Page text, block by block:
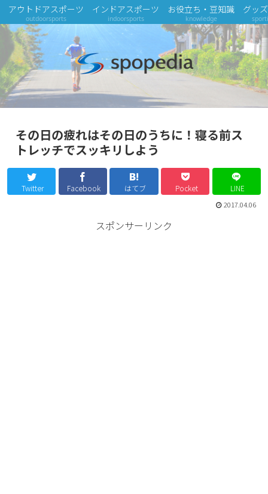
アウトドアスポーツ
outdoorsports
インドアスポーツ
indoorsports
お役立ち・豆知識
knowledge
グッ
その日の疲れはその日のうちに！寝る前ス
トレッチでスッキリしよう
Twitter Facebook はてブ Pocket LINE
2017.04.06
スポンサーリンク